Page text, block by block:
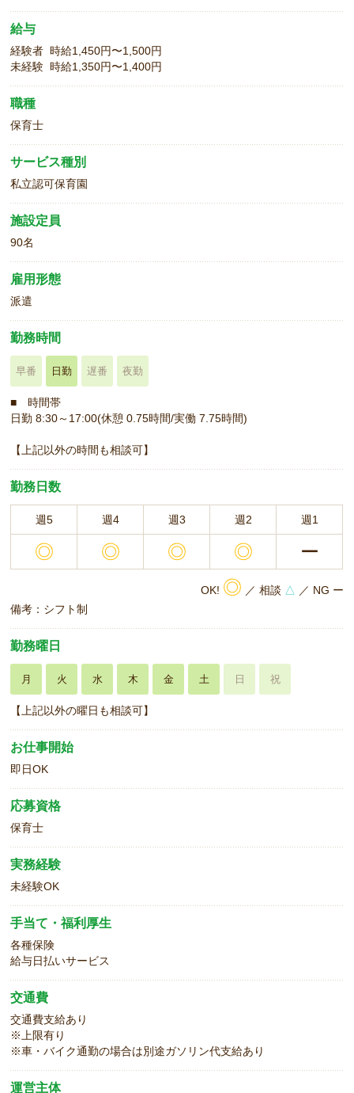
給与
経験者 時給1,450円〜1,500円
未経験 時給1,350円〜1,400円
職種
保育士
サービス種別
私立認可保育園
施設定員
90名
雇用形態
派遣
勤務時間
早番 日勤 遅番 夜勤
■ 時間帯
日勤 8:30～17:00(休憩 0.75時間/実働 7.75時間)
【上記以外の時間も相談可】
勤務日数
週5 週4 週3 週2 週1
◎ ◎ ◎ ◎ ー
OK! ◎ ／ 相談 △ ／ NG ー
備考：シフト制
勤務曜日
月 火 水 木 金 土 日 祝
【上記以外の曜日も相談可】
お仕事開始
即日OK
応募資格
保育士
実務経験
未経験OK
手当て・福利厚生
各種保険
給与日払いサービス
交通費
交通費支給あり
※上限有り
※車・バイク通勤の場合は別途ガソリン代支給あり
運営主体